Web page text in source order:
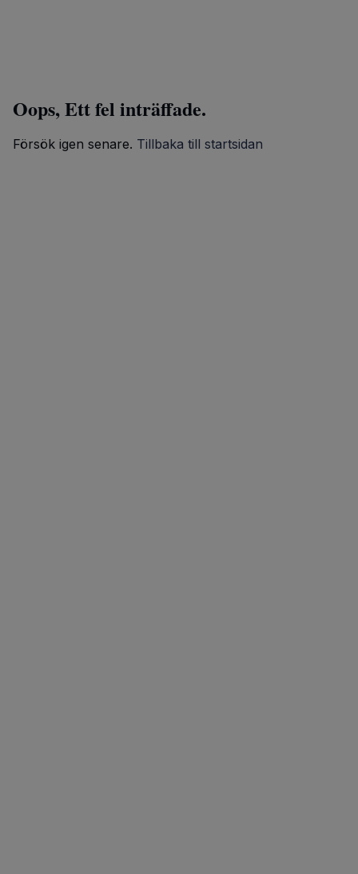
Oops, Ett fel inträffade.
Försök igen senare. Tillbaka till startsidan